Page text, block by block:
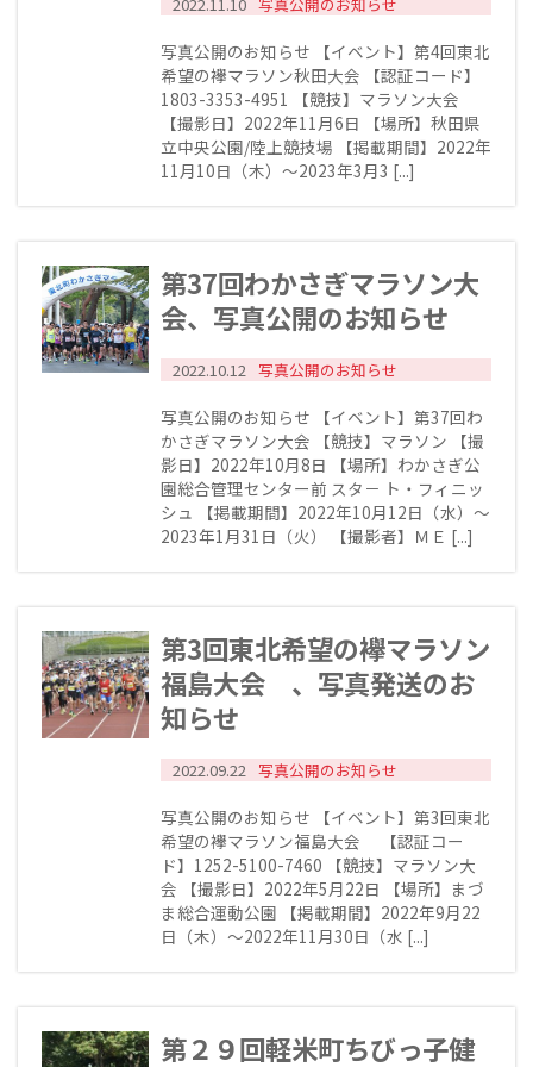
写真公開のお知らせ 【イベント】第4回東北
希望の襷マラソン秋田大会 【認証コード】
1803-3353-4951 【競技】マラソン大会
【撮影日】2022年11月6日 【場所】秋田県
立中央公園/陸上競技場 【掲載期間】2022年
11月10日（木）～2023年3月3 [...]
第37回わかさぎマラソン大
会、写真公開のお知らせ
2022.10.12 写真公開のお知らせ
写真公開のお知らせ 【イベント】第37回わ
かさぎマラソン大会 【競技】マラソン 【撮
影日】2022年10月8日 【場所】わかさぎ公
園総合管理センター前 スタ－ ト・フィニッ
シュ 【掲載期間】2022年10月12日（水）～
2023年1月31日（火） 【撮影者】ＭＥ [...]
第3回東北希望の襷マラソン
福島大会 、写真発送のお
知らせ
2022.09.22 写真公開のお知らせ
写真公開のお知らせ 【イベント】第3回東北
希望の襷マラソン福島大会 【認証コー
ド】1252-5100-7460 【競技】マラソン大
会 【撮影日】2022年5月22日 【場所】まづ
ま総合運動公園 【掲載期間】2022年9月22
日（木）～2022年11月30日（水 [...]
第２９回軽米町ちびっ子健